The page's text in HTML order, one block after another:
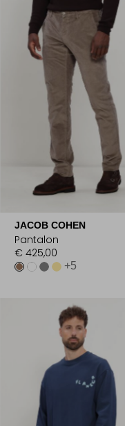
JACOB COHEN
Pantalon
€ 425,00
+5